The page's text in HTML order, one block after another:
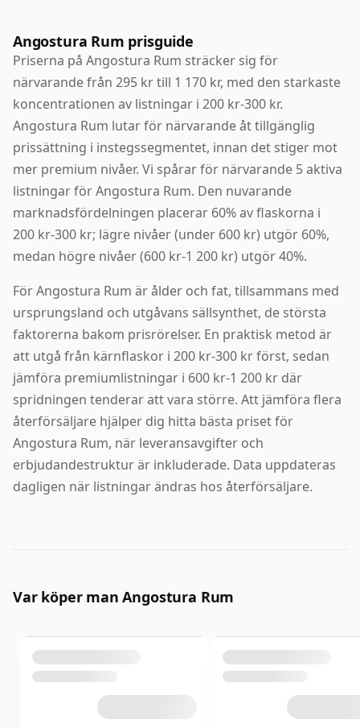
Angostura Rum prisguide
Priserna på Angostura Rum sträcker sig för
närvarande från 295 kr till 1 170 kr, med den starkaste
koncentrationen av listningar i 200 kr-300 kr.
Angostura Rum lutar för närvarande åt tillgänglig
prissättning i instegssegmentet, innan det stiger mot
mer premium nivåer. Vi spårar för närvarande 5 aktiva
listningar för Angostura Rum. Den nuvarande
marknadsfördelningen placerar 60% av flaskorna i
200 kr-300 kr; lägre nivåer (under 600 kr) utgör 60%,
medan högre nivåer (600 kr-1 200 kr) utgör 40%.
För Angostura Rum är ålder och fat, tillsammans med
ursprungsland och utgåvans sällsynthet, de största
faktorerna bakom prisrörelser. En praktisk metod är
att utgå från kärnflaskor i 200 kr-300 kr först, sedan
jämföra premiumlistningar i 600 kr-1 200 kr där
spridningen tenderar att vara större. Att jämföra flera
återförsäljare hjälper dig hitta bästa priset för
Angostura Rum, när leveransavgifter och
erbjudandestruktur är inkluderade. Data uppdateras
dagligen när listningar ändras hos återförsäljare.
Var köper man Angostura Rum